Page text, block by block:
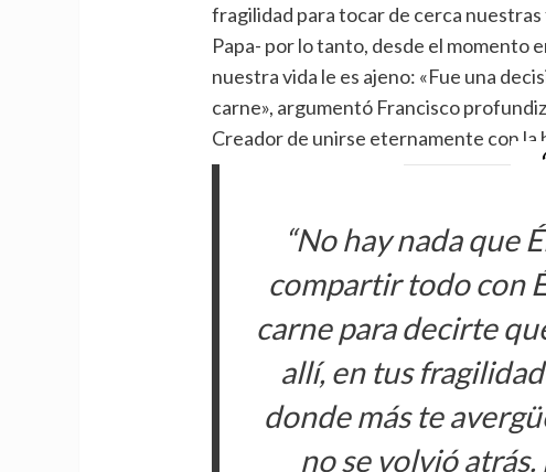
fragilidad para tocar de cerca
Papa- por lo tanto, desde el momento
nuestra vida le es ajeno: «Fue una
carne», argumentó Francisco
Creador de unirse eternamente con la
“No hay nada que
compartir todo con
carne para decirte
allí, en tus
donde más te
no se volvió